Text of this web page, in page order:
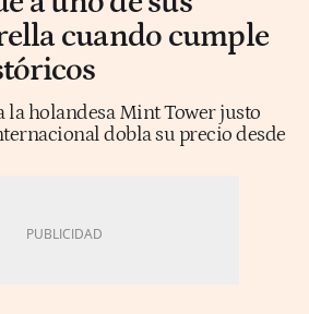
cuando cumple
la holandesa Mint Tower justo
dobla su precio desde